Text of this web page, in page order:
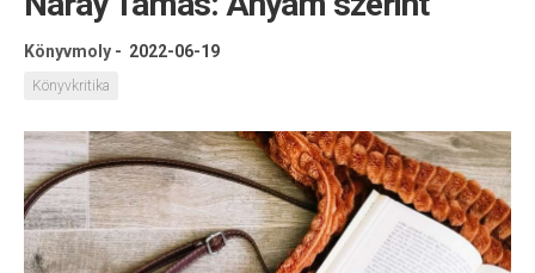
Könyvmoly - 2022-06-19
Könyvkritika